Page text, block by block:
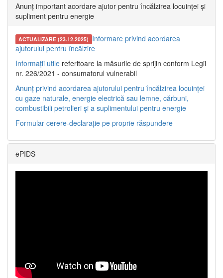
Anunț important acordare ajutor pentru încălzirea locuinței și
supliment pentru energie
ACTUALIZARE (23.12.2025) Informare privind acordarea
ajutorului pentru încălzire
Informații utile referitoare la măsurile de sprijin conform Legii
nr. 226/2021 - consumatorul vulnerabil
Anunț privind acordarea ajutorului pentru încălzirea locuinței
cu gaze naturale, energie electrică sau lemne, cărbuni,
combustibili petrolieri și a suplimentului pentru energie
Formular cerere-declarație pe proprie răspundere
ePIDS